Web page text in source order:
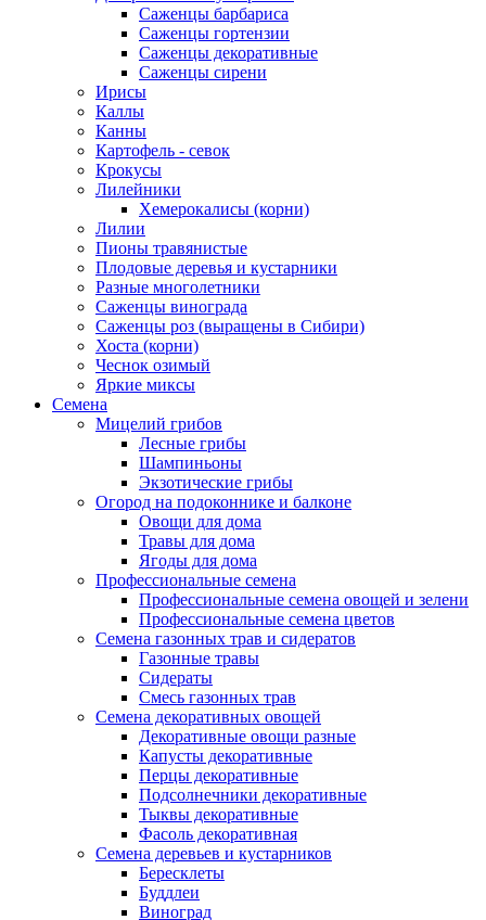
Саженцы барбариса
Саженцы гортензии
Саженцы декоративные
Саженцы сирени
Ирисы
Каллы
Канны
Картофель - севок
Крокусы
Лилейники
Хемерокалисы (корни)
Лилии
Пионы травянистые
Плодовые деревья и кустарники
Разные многолетники
Саженцы винограда
Саженцы роз (выращены в Сибири)
Хоста (корни)
Чеснок озимый
Яркие миксы
Семена
Мицелий грибов
Лесные грибы
Шампиньоны
Экзотические грибы
Огород на подоконнике и балконе
Овощи для дома
Травы для дома
Ягоды для дома
Профессиональные семена
Профессиональные семена овощей и зелени
Профессиональные семена цветов
Семена газонных трав и сидератов
Газонные травы
Сидераты
Смесь газонных трав
Семена декоративных овощей
Декоративные овощи разные
Капусты декоративные
Перцы декоративные
Подсолнечники декоративные
Тыквы декоративные
Фасоль декоративная
Семена деревьев и кустарников
Бересклеты
Буддлеи
Виноград